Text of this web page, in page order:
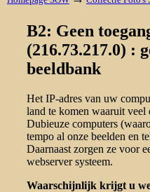
B2: Geen
(216.73.217.0) :
beeldbank
Het IP-adres van uw
land te komen waaruit veel
Dubieuze computers
tempo al onze beelden en
Daarnaast zorgen ze voor
webserver systeem.
Waarschijnlijk krijgt u